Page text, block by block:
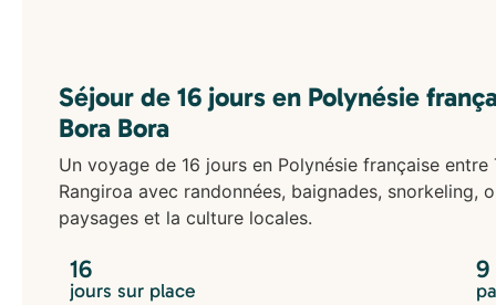
Séjour de 16 jours en Polynésie
Bora Bora
Un voyage de 16 jours en Polynésie française
Rangiroa avec randonnées, baignades, snorkeling,
paysages et la culture locales.
16
jours sur place